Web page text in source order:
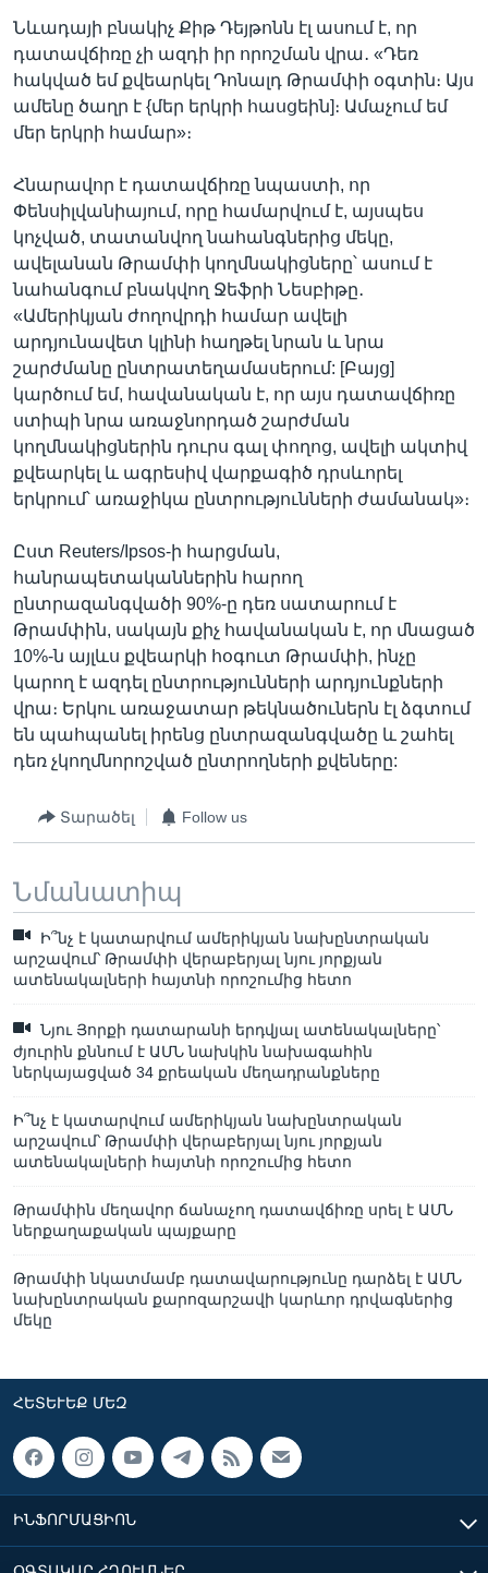
Նևադայի բնակիչ Քիթ Դեյթոնն էլ ասում է, որ
դատավճիռը չի ազդի իր որոշման վրա․ «Դեռ
հակված եմ քվեարկել Դոնալդ Թրամփի օգտին։ Այս
ամենը ծաղր է {մեր երկրի հասցեին]։ Ամաչում եմ
մեր երկրի համար»։
Հնարավոր է դատավճիռը նպաստի, որ
Փենսիլվանիայում, որը համարվում է, այսպես
կոչված, տատանվող նահանգներից մեկը,
ավելանան Թրամփի կողմնակիցները՝ ասում է
նահանգում բնակվող Ջեֆրի Նեսբիթը․
«Ամերիկյան ժողովրդի համար ավելի
արդյունավետ կլինի հաղթել նրան և նրա
շարժմանը ընտրատեղամասերում: [Բայց]
կարծում եմ, հավանական է, որ այս դատավճիռը
ստիպի նրա առաջնորդած շարժման
կողմնակիցներին դուրս գալ փողոց, ավելի ակտիվ
քվեարկել և ագրեսիվ վարքագիծ դրսևորել
երկրում՝ առաջիկա ընտրությունների ժամանակ»։
Ըստ Reuters/Ipsos-ի հարցման,
հանրապետականներին հարող
ընտրազանգվածի 90%-ը դեռ սատարում է
Թրամփին, սակայն քիչ հավանական է, որ մնացած
10%-ն այլևս քվեարկի հօգուտ Թրամփի, ինչը
կարող է ազդել ընտրությունների արդյունքների
վրա։ Երկու առաջատար թեկնածուներն էլ ձգտում
են պահպանել իրենց ընտրազանգվածը և շահել
դեռ չկողմնորոշված ընտրողների քվեները:
Տարածել Follow us
Նմանատիպ
Ի՞նչ է կատարվում ամերիկյան նախընտրական
արշավում՝ Թրամփի վերաբերյալ նյու յորքյան
ատենակալների հայտնի որոշումից հետո
Նյու Յորքի դատարանի երդվյալ ատենակալները՝
ժյուրին քննում է ԱՄՆ նախկին նախագահին
ներկայացված 34 քրեական մեղադրանքները
Ի՞նչ է կատարվում ամերիկյան նախընտրական
արշավում՝ Թրամփի վերաբերյալ նյու յորքյան
ատենակալների հայտնի որոշումից հետո
Թրամփին մեղավոր ճանաչող դատավճիռը սրել է ԱՄՆ
ներքաղաքական պայքարը
Թրամփի նկատմամբ դատավարությունը դարձել է ԱՄՆ
նախընտրական քարոզարշավի կարևոր դրվագներից
մեկը
ՀԵՏԵՒԵՔ ՄԵԶ
ԻՆՖՈՐՄԱՑԻՈՆ